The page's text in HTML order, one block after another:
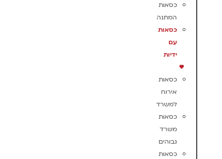
כסאות
המתנה
כסאות
עם
ידיות
כסאות
אירוח
למשרד
כסאות
משרד
גבוהים
כסאות